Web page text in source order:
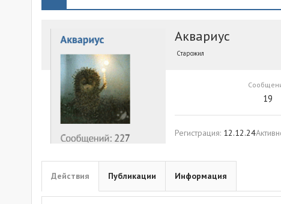
Аквариус
Старожил
19
Регистрация 12.12.24
Действия Публикации Информация